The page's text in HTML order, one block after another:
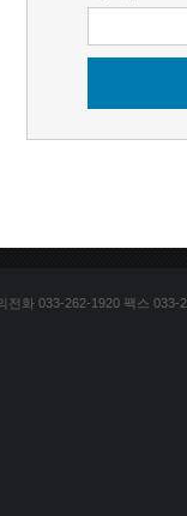
전화 033-262-1920 팩스 033-